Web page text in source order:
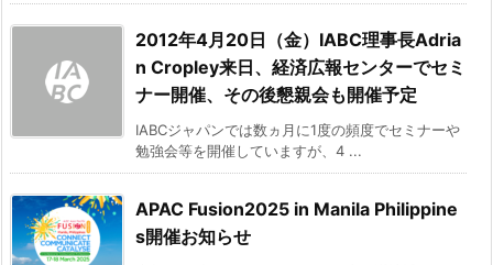
2012年4月20日（金）IABC理事長Adria
n Cropley来日、経済広報センターでセミ
ナー開催、その後懇親会も開催予定
IABCジャパンでは数ヵ月に1度の頻度でセミナーや
勉強会等を開催していますが、4 ...
APAC Fusion2025 in Manila Philippine
s開催お知らせ